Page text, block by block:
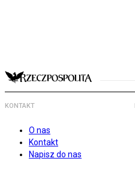
KONTAKT
O nas
Kontakt
Napisz do nas